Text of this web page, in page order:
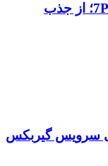
خدمات شبکه‌های اجتماعی 7Panel؛ از جذب
سرویس گیربکس